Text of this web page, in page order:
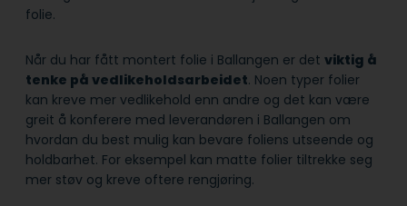
folie.
Når du har fått montert folie i Ballangen er det viktig å
tenke på vedlikeholdsarbeidet. Noen typer folier
kan kreve mer vedlikehold enn andre og det kan være
greit å konferere med leverandøren i Ballangen om
hvordan du best mulig kan bevare foliens utseende og
holdbarhet. For eksempel kan matte folier tiltrekke seg
mer støv og kreve oftere rengjøring.